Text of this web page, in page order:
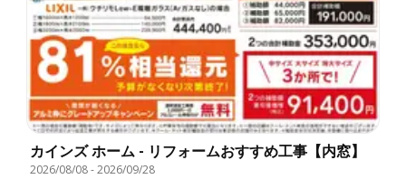
カインズ ホーム - リフォームおすすめ工事【内窓】
2026/08/08-2026/09/28